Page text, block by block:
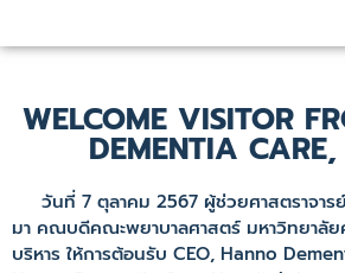
WELCOME VISITOR
DEMENTIA
วันที่ 7 ตุลาคม 2567 ผู้ช่วยศาสตราจา
มา คณบดีคณะพยาบาลศาสตร์ มหาวิทยาลั
บริหาร ให้การต้อนรับ CEO, Hanno